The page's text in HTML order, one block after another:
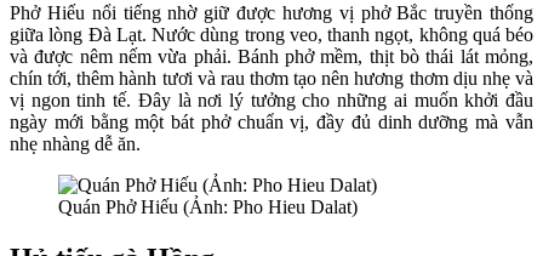
Phở Hiếu nổi tiếng nhờ giữ được hương vị phở Bắc truyền thống
giữa lòng Đà Lạt. Nước dùng trong veo, thanh ngọt, không quá béo
và được nêm nếm vừa phải. Bánh phở mềm, thịt bò thái lát mỏng,
chín tới, thêm hành tươi và rau thơm tạo nên hương thơm dịu nhẹ và
vị ngon tinh tế. Đây là nơi lý tưởng cho những ai muốn khởi đầu
ngày mới bằng một bát phở chuẩn vị, đầy đủ dinh dưỡng mà vẫn
nhẹ nhàng dễ ăn.
Quán Phở Hiếu (Ảnh: Pho Hieu Dalat)